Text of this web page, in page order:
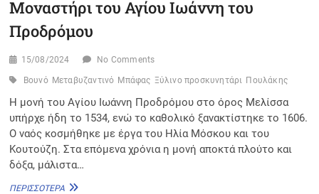
Μοναστήρι του Αγίου Ιωάννη του
Προδρόμου
15/08/2024 No Comments
Βουνό Μεταβυζαντινό Μπάφας Ξύλινο προσκυνητάρι Πουλάκης
Η μονή του Αγίου Ιωάννη Προδρόμου στο όρος Μελίσσα
υπήρχε ήδη το 1534, ενώ το καθολικό ξανακτίστηκε το 1606.
Ο ναός κοσμήθηκε με έργα του Ηλία Μόσκου και του
Κουτούζη. Στα επόμενα χρόνια η μονή αποκτά πλούτο και
δόξα, μάλιστα…
ΠΕΡΙΣΣΌΤΕΡΑ ΜΟΝΑΣΤΉΡΙ